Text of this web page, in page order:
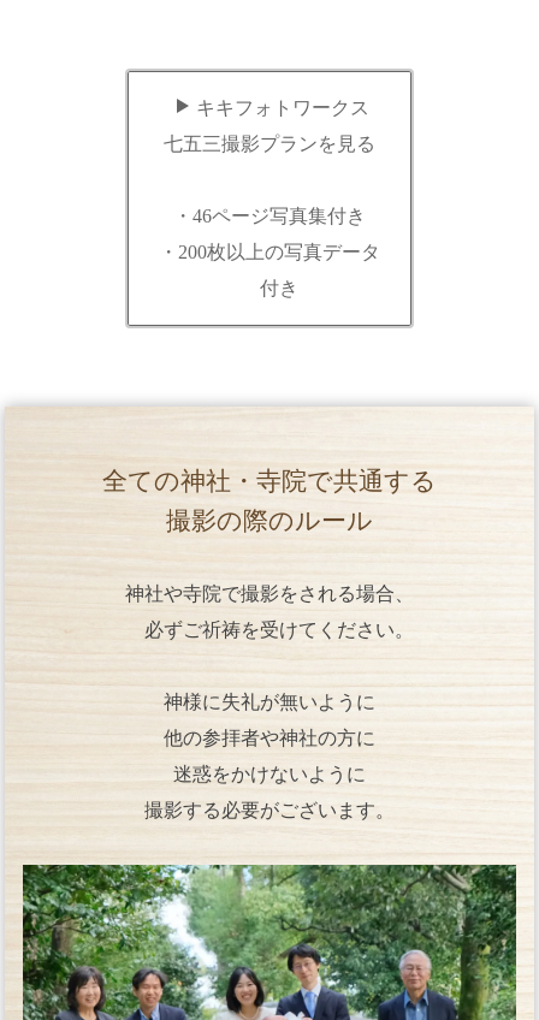
キキフォトワークス
七五三撮影プランを見る
・46ページ写真集付き
・200枚以上の写真データ
付き
全ての神社・寺院で共通する
撮影の際のルール
神社や寺院で撮影をされる場合、
必ずご祈祷を受けてください。
神様に失礼が無いように
他の参拝者や神社の方に
迷惑をかけないように
撮影する必要がございます。